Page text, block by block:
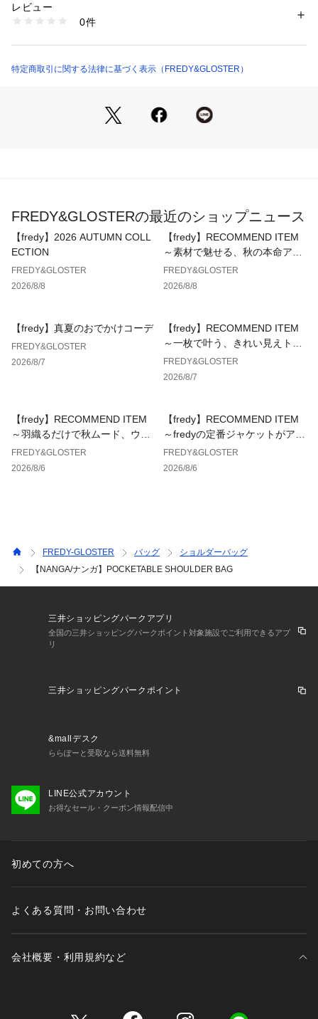
ン。ナンガらしい遊び心を感じさせるディテールです。メイン
収納部はファスナー開閉式のため、移動時でも中身が落ちにく
用的なアイテムです。
ナンガ(NANGA)は日本のアウトドアブランド。滋賀県米原市
の創業77年の国産羽毛商品メーカーで、主にシュラフ(寝袋)や
アテンションタグを必ずご確認の上、着用又はお取り扱いくだ
さい。
※店頭及び屋外での撮影画像は、光の当たり具合で色味が違っ
※商品画像に関しては出来る限り忠実に表示出来るよう努めて
おりますが、お客様がご利用のモニターの設定及び特性によ
ます。
商品番号：
6-0763-2-62-326 （ショップ）
レビュー
0件
特定商取引に関する法律に基づく表示（FREDY&GLOSTER）
FREDY&GLOSTERの最近のショップニュース
【fredy】2026 AUTUMN COLL
ECTION
FREDY&GLOSTER
2026/8/8
【fredy】RECOMMEND ITEM
～素材で魅せる、秋の本命アウ
ター～
FREDY&GLOSTER
2026/8/8
【fredy】真夏のおでかけコーデ
FREDY&GLOSTER
2026/8/7
【fredy】RECOMMEND ITEM
～一枚で叶う、きれい見えトッ
プス～
FREDY&GLOSTER
2026/8/7
【fredy】RECOMMEND ITEM
～羽織るだけで秋ムード、ウエ
ストギャザーテーラードシャツ
～
FREDY&GLOSTER
2026/8/6
【fredy】RECOMMEND ITEM
～fredyの定番ジャケットがアッ
プデートして登場！～
FREDY&GLOSTER
2026/8/6
FREDY-GLOSTER バッグ
ショルダーバッグ
【NANGA/ナンガ】POCKETABLE SHOULDER BAG
三井ショッピングパークアプリ
全国の三井ショッピングパークポイント対象施設でご利用できるアプ
リ
三井ショッピングパークポイント
&mallデスク
ららぽーと受取なら送料無料
LINE公式アカウント
お得なセール・クーポン情報配信中
初めての方へ
よくある質問・お問い合わせ
会社概要・利用規約など